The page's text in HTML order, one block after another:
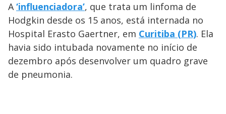
A‘influenciadora’, que trata um linfoma de
Hodgkin desde os 15 anos, está internada no
Hospital Erasto Gaertner, em Curitiba (PR). Ela
havia sido intubada novamente no início de
dezembro após desenvolver um quadro grave
de pneumonia.